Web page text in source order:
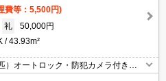
費等：5,500円)
礼
50,000円
43.93m²
）オートロック・防犯カメラ付き☆